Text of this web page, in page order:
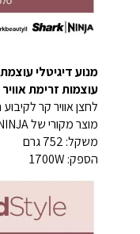
עוצמות זרימת אוויר
לחצן אוויר קר
מוצר מקורי של SHARK NINJA מותאם לישראל
משקל: 752 גרם
הספק: 1700W